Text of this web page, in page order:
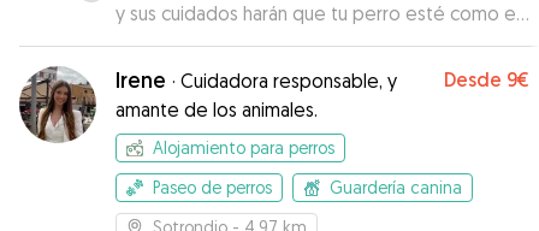
y sus cuidados harán que tu perro esté como en
casa. Me mantuvo informada con fotos y vídeos
Sin duda repetiremos
Irene · Cuidadora responsable, y
amante de los animales.
Desde 9€
Alojamiento para perros
Paseo de perros
Guardería canina
Sotrondio - 4.97 km